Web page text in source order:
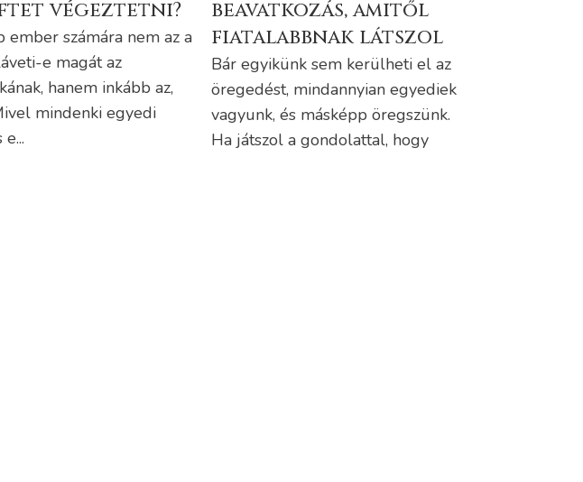
végeztetni?
számára nem az a
e magát az
hanem inkább az,
mindenki egyedi
beavatkozás, amitől
fiatalabbnak látszol
Bár egyikünk sem kerülheti el az
öregedést, mindannyian egyediek
vagyunk, és másképp öregszünk.
Ha játszol a gondolattal, hogy